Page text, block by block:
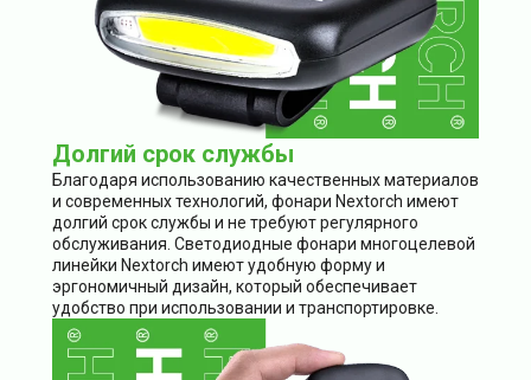
Долгий срок службы
Благодаря использованию качественных материалов
и современных технологий, фонари Nextorch имеют
долгий срок службы и не требуют регулярного
обслуживания. Светодиодные фонари многоцелевой
линейки Nextorch имеют удобную форму и
эргономичный дизайн, который обеспечивает
удобство при использовании и транспортировке.